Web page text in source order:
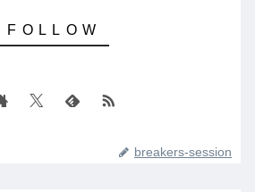
breakers-session